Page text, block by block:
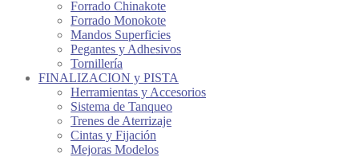
Forrado Chinakote
Forrado Monokote
Mandos Superficies
Pegantes y Adhesivos
Tornillería
FINALIZACION y PISTA
Herramientas y Accesorios
Sistema de Tanqueo
Trenes de Aterrizaje
Cintas y Fijación
Mejoras Modelos